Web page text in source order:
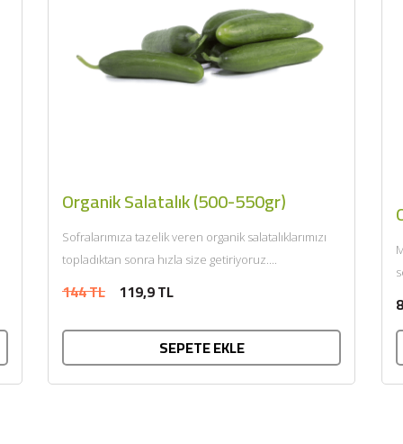
Organik Salatalık (500-550gr)
Sofralarımıza tazelik veren organik salatalıklarımızı
topladıktan sonra hızla size getiriyoruz....
144 TL 119,9 TL
SEPETE EKLE